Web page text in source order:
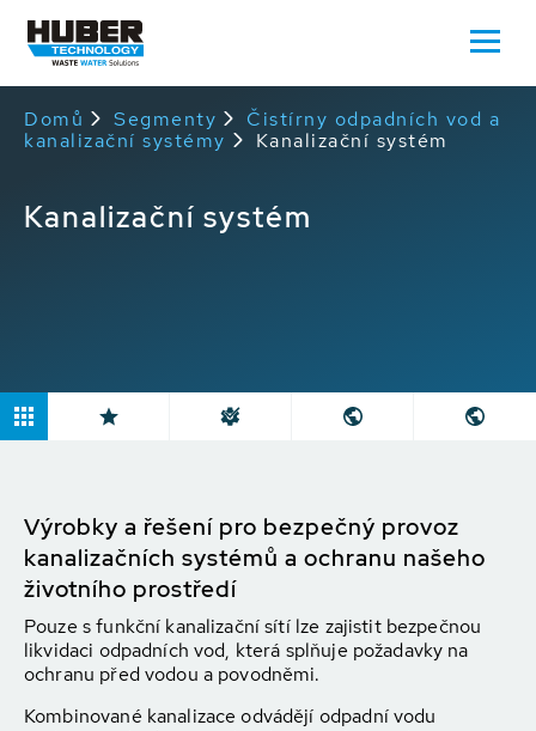
Domů Segmenty
Čistírny odpadních vod a
kanalizační systémy
Kanalizační systém
Kanalizační systém
Výrobky a řešení pro bezpečný provoz
kanalizačních systémů a ochranu našeho
životního prostředí
Pouze s funkční kanalizační sítí lze zajistit bezpečnou
likvidaci odpadních vod, která splňuje požadavky na
ochranu před vodou a povodněmi.
Kombinované kanalizace odvádějí odpadní vodu